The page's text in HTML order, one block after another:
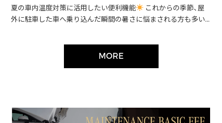
夏の車内温度対策に活用したい便利機能
これからの季節、屋
外に駐車した車へ乗り込んだ瞬間の暑さに悩まされる方も多い...
MORE